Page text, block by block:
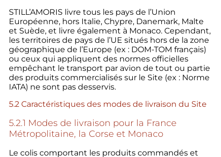
STILL’AMORIS livre tous les pays de l’Union
Européenne, hors Italie, Chypre, Danemark, Malte
et Suède, et livre également à Monaco. Cependant,
les territoires de pays de l’UE situés hors de la zone
géographique de l’Europe (ex : DOM-TOM français)
ou ceux qui appliquent des normes officielles
empêchant le transport par avion de tout ou partie
des produits commercialisés sur le Site (ex : Norme
IATA) ne sont pas desservis.
5.2 Caractéristiques des modes de livraison du Site
5.2.1 Modes de livraison pour la France
Métropolitaine, la Corse et Monaco
Le colis comportant les produits commandés et